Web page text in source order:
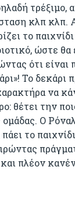
τρέξιμο,
κλπ κλπ.
το
ώστε θα
ότι είναι
Το δεκάρι
να
θέτει την
ομάδας. Ο
το
πλέον